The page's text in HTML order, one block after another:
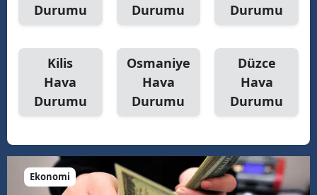
Durumu
Durumu
Durumu
Kilis
Hava
Durumu
Osmaniye
Hava
Durumu
Düzce
Hava
Durumu
Ekonomi